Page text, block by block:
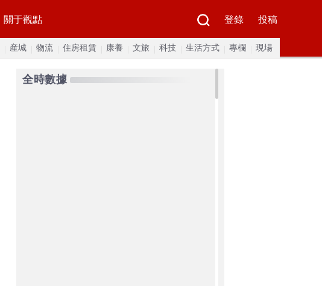
關于觀點 登錄 投稿
産城 物流 住房租賃 康養 文旅 科技 生活方式 專欄 現場
全時數據